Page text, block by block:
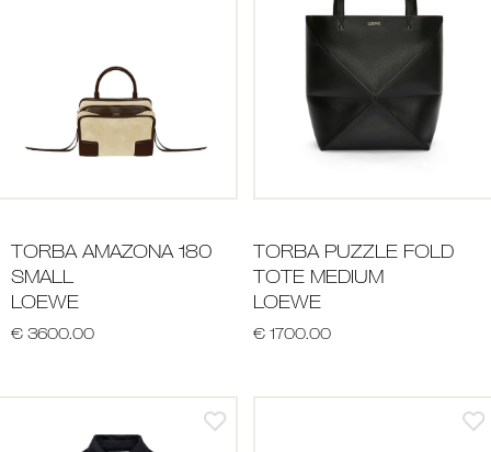
TORBA AMAZONA 180
SMALL
LOEWE
€ 3600.00
TORBA PUZZLE FOLD
TOTE MEDIUM
LOEWE
€ 1700.00